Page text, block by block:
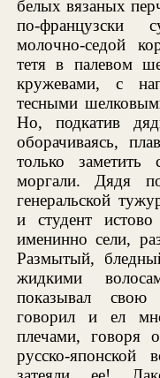
белых вязаных
по-французски
молочно-седой
тетя в палевом
кружевами, с
тесными
Но, подкатив
оборачиваясь,
только заметить
моргали. Дядя
генеральской
и студент истово
именинно сели,
Размытый,
жидкими
показывал
говорил и ел
плечами,
русско-